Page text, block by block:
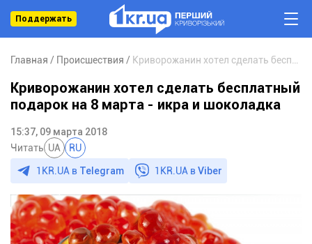
Поддержать
Главная Происшествия
Криворожанин хотел сделать бесплатный
подарок на 8 марта - икра и шоколадка
15:37, 09 марта 2018
Читать UA RU
1KR.UA в Telegram 1KR.UA вViber